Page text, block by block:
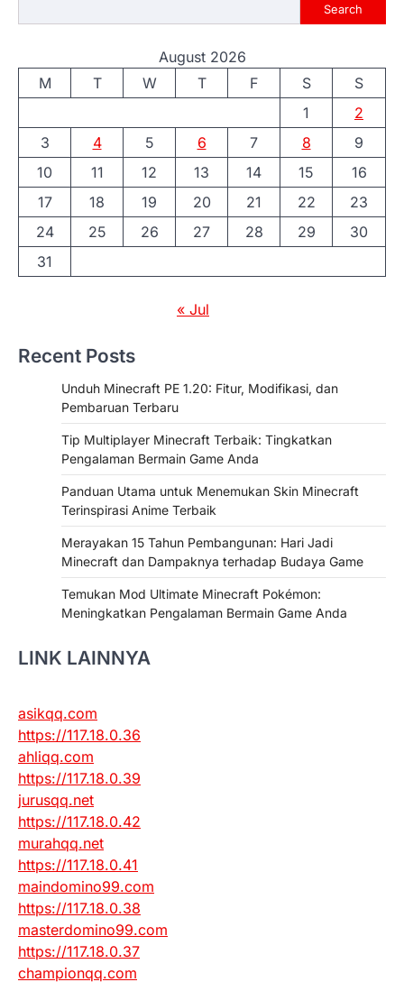
Search
August 2026
M
T W T F S
S
1
2
3
4 5 6 7 8
9
10
11 12 13 14 15
16
17
18 19 20 21 22
23
24
25 26 27 28 29
30
31
« Jul
Recent Posts
Unduh Minecraft PE 1.20: Fitur, Modifikasi, dan
Pembaruan Terbaru
Tip Multiplayer Minecraft Terbaik: Tingkatkan
Pengalaman Bermain Game Anda
Panduan Utama untuk Menemukan Skin Minecraft
Terinspirasi Anime Terbaik
Merayakan 15 Tahun Pembangunan: Hari Jadi
Minecraft dan Dampaknya terhadap Budaya Game
Temukan Mod Ultimate Minecraft Pokémon:
Meningkatkan Pengalaman Bermain Game Anda
LINK LAINNYA
asikqq.com
https://117.18.0.36
ahliqq.com
https://117.18.0.39
jurusqq.net
https://117.18.0.42
murahqq.net
https://117.18.0.41
maindomino99.com
https://117.18.0.38
masterdomino99.com
https://117.18.0.37
championqq.com